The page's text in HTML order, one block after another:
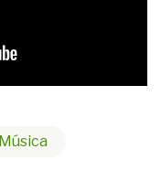
Música